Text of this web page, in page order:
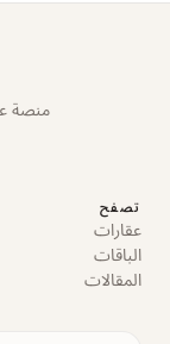
منصة
تصفح
عقارات
الباقات
المقالات